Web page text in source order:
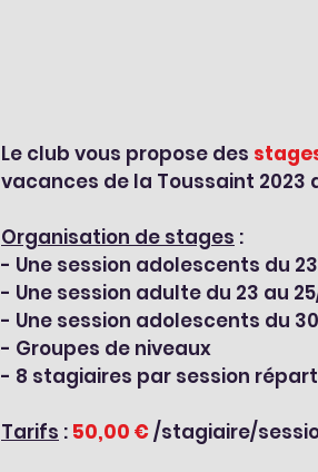
Le club vous propose des
vacances de la Toussaint 2023
Organisation de stages :
- Une session adolescents du
- Une session adulte du 23 au
- Une session adolescents du
- Groupes de niveaux
- 8 stagiaires par session
Tarifs : 50,00 € /stagiaire/